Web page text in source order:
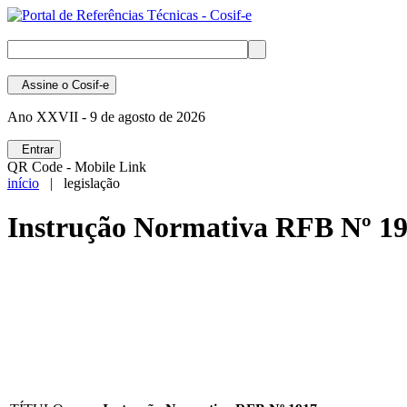
Assine o Cosif-e
Ano XXVII - 9 de agosto de 2026
Entrar
QR Code - Mobile Link
início | legislação
Instrução Normativa RFB Nº